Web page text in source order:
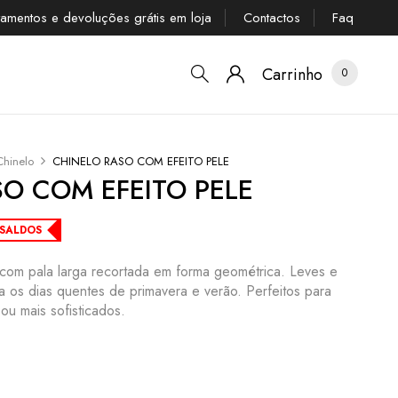
e devoluções grátis em loja Contactos Faq
Carrinho 0
CHINELO RASO COM EFEITO PELE
COM EFEITO PELE
SALDOS
pala larga recortada em forma geométrica. Leves e
os dias quentes de primavera e verão. Perfeitos para
mais sofisticados.